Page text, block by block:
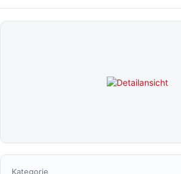
Kategorie